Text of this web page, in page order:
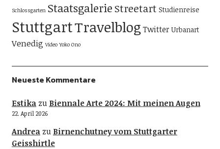
Schlossgarten Staatsgalerie Streetart Studienreise
StuttgartTravelblog Twitter Urbanart
Venedig Video Yoko Ono
Neueste Kommentare
Estikazu Biennale Arte 2024: Mit meinen Augen
22. April 2026
Andreazu Birnenchutney vom Stuttgarter
Geisshirtle